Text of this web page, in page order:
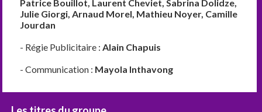
Patrice Bouillot, Laurent Cheviet, Sabrina Dolidze,
Julie Giorgi, Arnaud Morel, Mathieu Noyer, Camille
Jourdan
- Régie Publicitaire :Alain Chapuis
- Communication : Mayola Inthavong